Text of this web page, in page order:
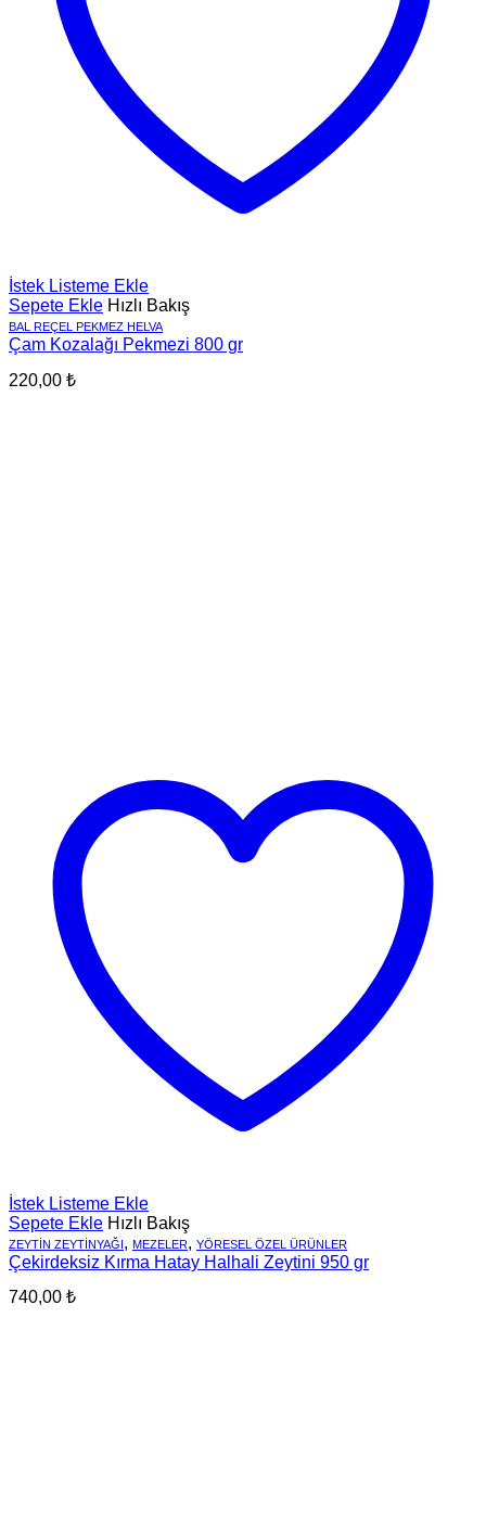
İstek Listeme Ekle
Sepete Ekle Hızlı Bakış
BAL REÇEL PEKMEZ HELVA
Çam Kozalağı Pekmezi 800 gr
220,00 ₺
İstek Listeme Ekle
Sepete Ekle Hızlı Bakış
ZEYTIN ZEYTINYAĞI, MEZELER, YÖRESEL ÖZEL ÜRÜNLER
Çekirdeksiz Kırma Hatay Halhali Zeytini 950 gr
740,00 ₺